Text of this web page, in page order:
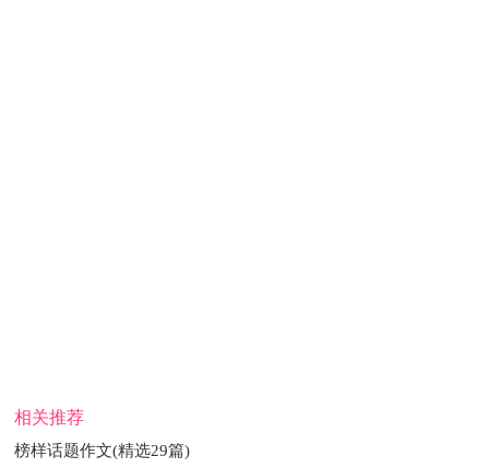
最初品尝时，以为酱排骨与红烧肉有异曲同工之妙，直到咬
上一口才知道酱排骨的独特之处。酱排骨的口感酥软，入口即
相关推荐
榜样话题作文(精选29篇)